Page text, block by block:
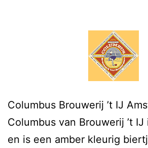
Columbus Brouwerij ’t IJ
Columbus van Brouwerij ’t
en is een amber kleurig